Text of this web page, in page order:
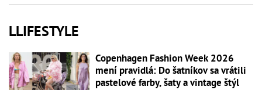
LLIFESTYLE
Copenhagen Fashion Week 2026
mení pravidlá: Do šatníkov sa vrátili
pastelové farby, šaty a vintage štýl